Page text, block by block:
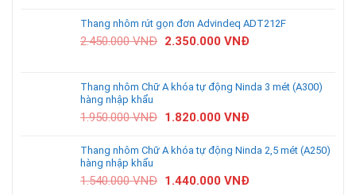
Thang nhôm rút gọn đơn Advindeq ADT212F
2.450.000VNĐ 2.350.000 VNĐ
Thang nhôm Chữ A khóa tự động Ninda 3 mét (A300)
hàng nhập khẩu
1.950.000VNĐ 1.820.000 VNĐ
Thang nhôm Chữ A khóa tự động Ninda 2,5 mét (A250)
hàng nhập khẩu
1.540.000VNĐ 1.440.000 VNĐ